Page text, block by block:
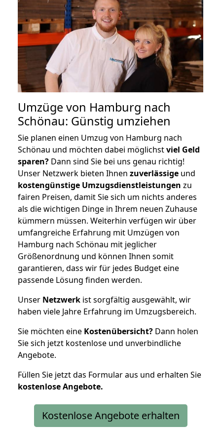
Umzüge von Hamburg nach
Schönau: Günstig umziehen
Sie planen einen Umzug von Hamburg nach
Schönau und möchten dabei möglichstviel Geld
sparen? Dann sind Sie bei uns genau richtig!
Unser Netzwerk bieten Ihnen zuverlässige und
kostengünstige Umzugsdienstleistungen zu
fairen Preisen, damit Sie sich um nichts anderes
als die wichtigen Dinge in Ihrem neuen Zuhause
kümmern müssen. Weiterhin verfügen wir über
umfangreiche Erfahrung mit Umzügen von
Hamburg nach Schönau mit jeglicher
Größenordnung und können Ihnen somit
garantieren, dass wir für jedes Budget eine
passende Lösung finden werden.
Unser Netzwerk ist sorgfältig ausgewählt, wir
haben viele Jahre Erfahrung im Umzugsbereich.
Sie möchten eine Kostenübersicht? Dann holen
Sie sich jetzt kostenlose und unverbindliche
Angebote.
Füllen Sie jetzt das Formular aus und erhalten Sie
kostenloseAngebote.
Kostenlose Angebote erhalten